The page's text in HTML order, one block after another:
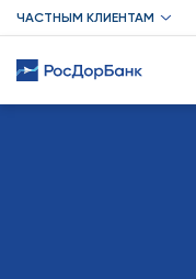
ЧАСТНЫМ КЛИЕНТАМ